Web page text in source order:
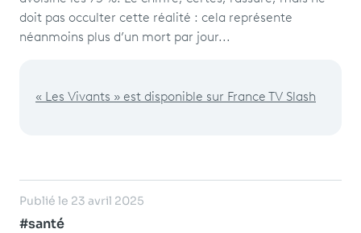
doit pas occulter cette réalité : cela représente
néanmoins plus d’un mort par jour...
« Les Vivants » est disponible sur France TV Slash
Publié le 23 avril 2025
#santé